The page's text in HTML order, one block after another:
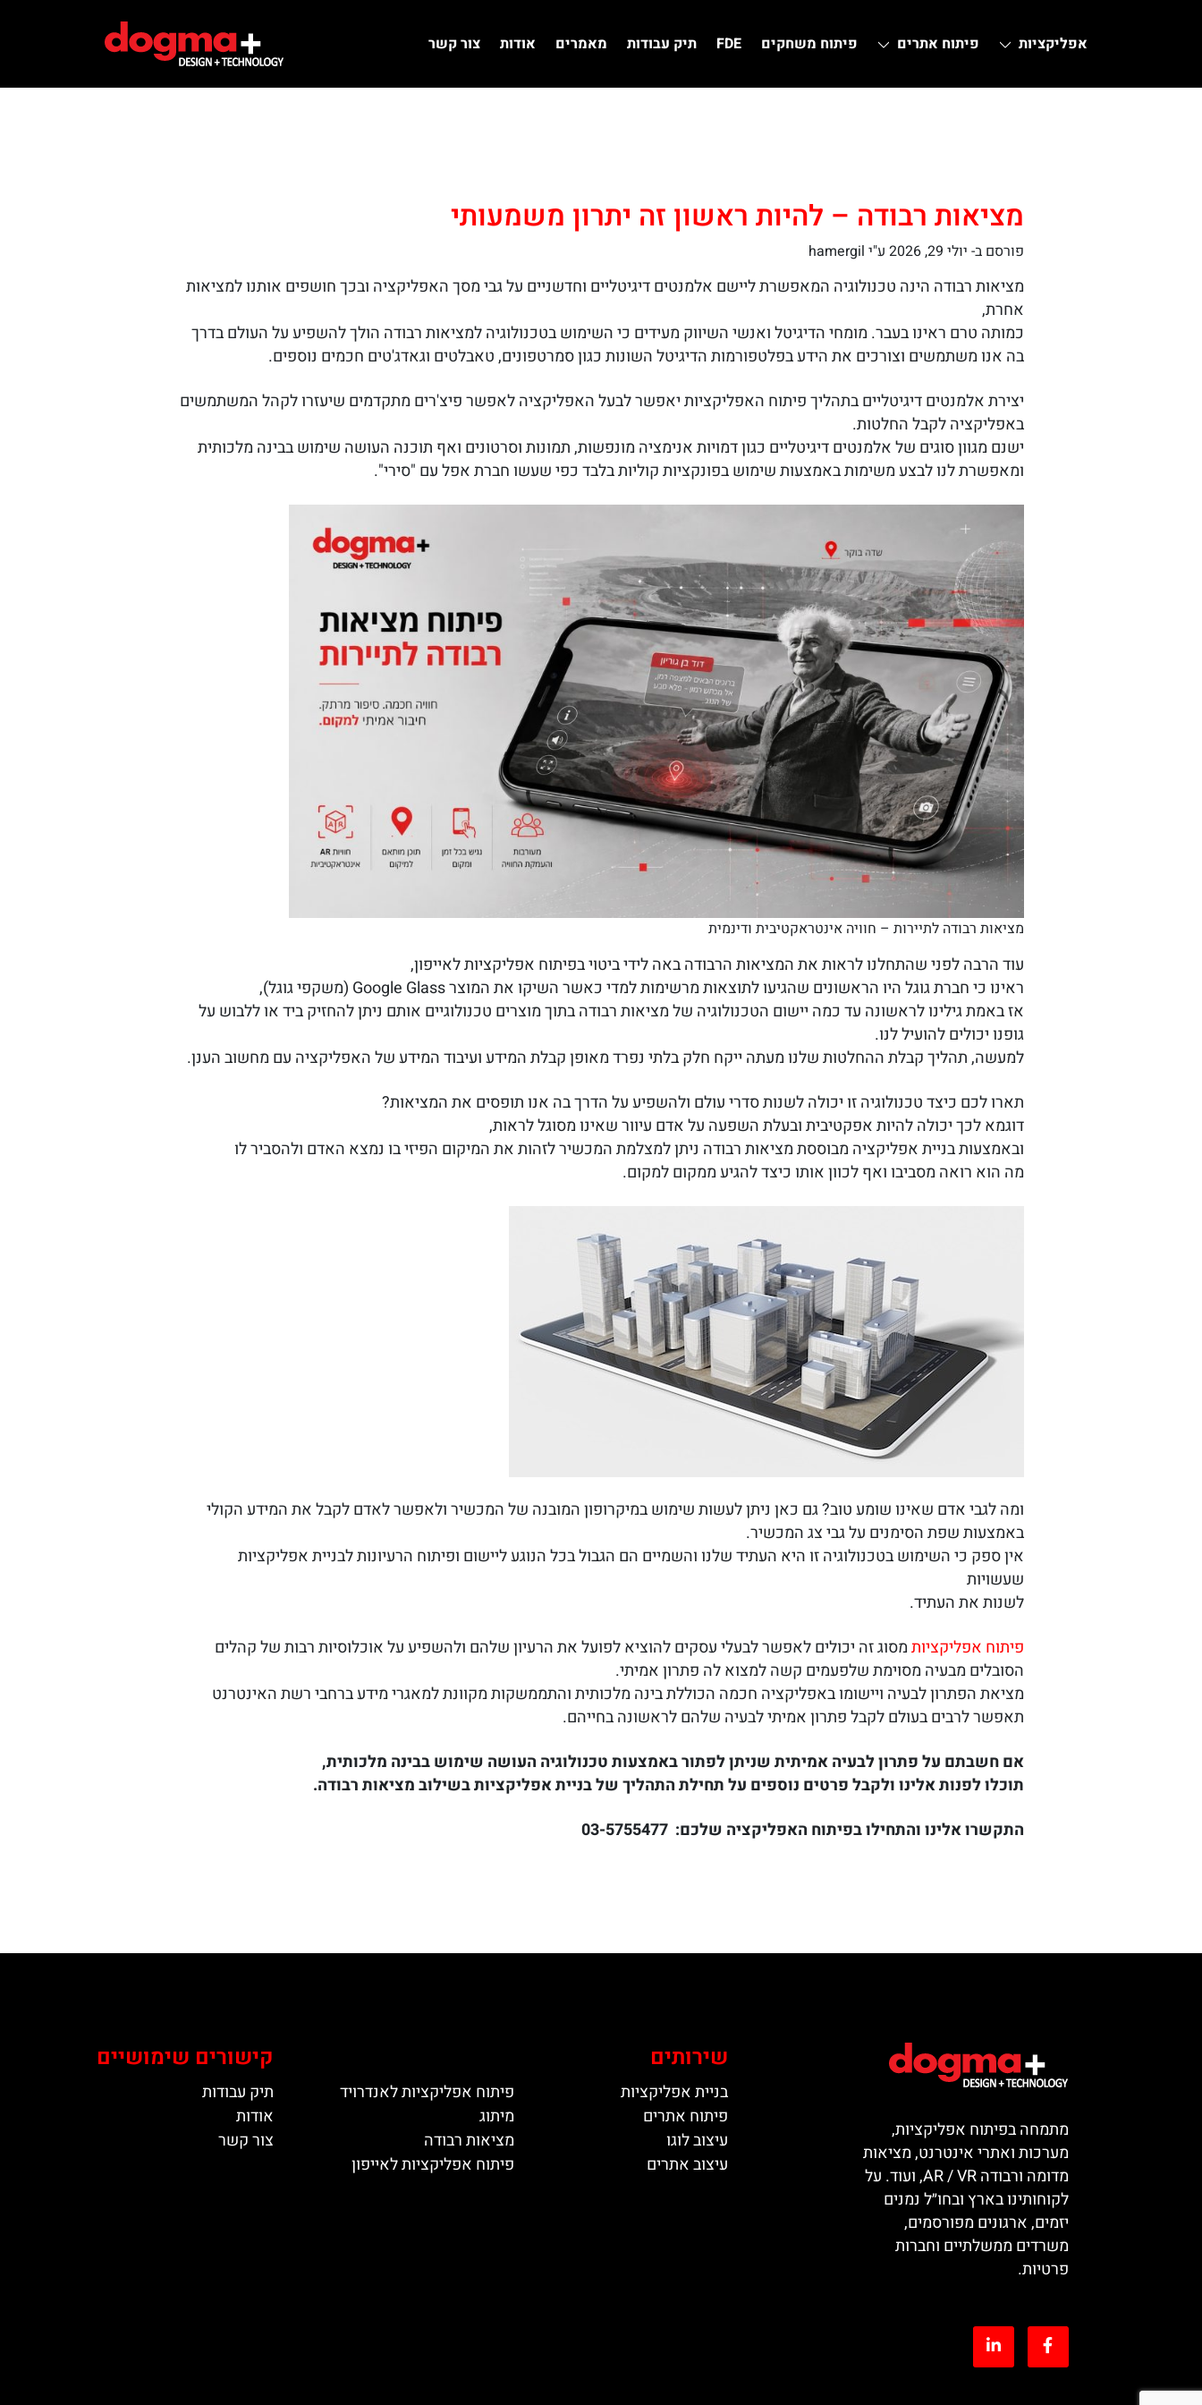
אפליקציות פיתוח אתרים פיתוח משחקים FDE תיק עבודות מאמרים אודות צור קשר
מציאות רבודה – להיות ראשון זה יתרון משמעותי
פורסם ב- יולי 29, 2026 ע"י hamergil
מציאות רבודה הינה טכנולוגיה המאפשרת ליישם אלמנטים דיגיטליים וחדשניים על גבי מסך האפליקציה ובכך חושפים אותנו למציאות
אחרת,
כמותה טרם ראינו בעבר. מומחי הדיגיטל ואנשי השיווק מעידים כי השימוש בטכנולוגיה למציאות רבודה הולך להשפיע על העולם בדרך
בה אנו משתמשים וצורכים את הידע בפלטפורמות הדיגיטל השונות כגון סמרטפונים, טאבלטים וגאדג'טים חכמים נוספים.
יצירת אלמנטים דיגיטליים בתהליך פיתוח האפליקציות יאפשר לבעל האפליקציה לאפשר פיצ'רים מתקדמים שיעזרו לקהל המשתמשים
באפליקציה לקבל החלטות.
ישנם מגוון סוגים של אלמנטים דיגיטליים כגון דמויות אנימציה מונפשות, תמונות וסרטונים ואף תוכנה העושה שימוש בבינה מלכותית
ומאפשרת לנו לבצע משימות באמצעות שימוש בפונקציות קוליות בלבד כפי שעשו חברת אפל עם "סירי".
מציאות רבודה לתיירות – חוויה אינטראקטיבית ודינמית
עוד הרבה לפני שהתחלנו לראות את המציאות הרבודה באה לידי ביטוי בפיתוח אפליקציות לאייפון,
ראינו כי חברת גוגל היו הראשונים שהגיעו לתוצאות מרשימות למדי כאשר השיקו את המוצר Google Glass (משקפי גוגל),
אז באמת גילינו לראשונה עד כמה יישום הטכנולוגיה של מציאות רבודה בתוך מוצרים טכנולוגיים אותם ניתן להחזיק ביד או ללבוש על
גופנו יכולים להועיל לנו.
למעשה, תהליך קבלת ההחלטות שלנו מעתה ייקח חלק בלתי נפרד מאופן קבלת המידע ועיבוד המידע של האפליקציה עם מחשוב הענן.
תארו לכם כיצד טכנולוגיה זו יכולה לשנות סדרי עולם ולהשפיע על הדרך בה אנו תופסים את המציאות?
דוגמא לכך יכולה להיות אפקטיבית ובעלת השפעה על אדם עיוור שאינו מסוגל לראות,
ובאמצעות בניית אפליקציה מבוססת מציאות רבודה ניתן למצלמת המכשיר לזהות את המיקום הפיזי בו נמצא האדם ולהסביר לו
מה הוא רואה מסביבו ואף לכוון אותו כיצד להגיע ממקום למקום.
ומה לגבי אדם שאינו שומע טוב? גם כאן ניתן לעשות שימוש במיקרופון המובנה של המכשיר ולאפשר לאדם לקבל את המידע הקולי
באמצעות שפת הסימנים על גבי צג המכשיר.
אין ספק כי השימוש בטכנולוגיה זו היא העתיד שלנו והשמיים הם הגבול בכל הנוגע ליישום ופיתוח הרעיונות לבניית אפליקציות
שעשויות
לשנות את העתיד.
פיתוח אפליקציותמסוג זה יכולים לאפשר לבעלי עסקים להוציא לפועל את הרעיון שלהם ולהשפיע על אוכלוסיות רבות של קהלים
הסובלים מבעיה מסוימת שלפעמים קשה למצוא לה פתרון אמיתי.
מציאת הפתרון לבעיה ויישומו באפליקציה חכמה הכוללת בינה מלכותית והתממשקות מקוונת למאגרי מידע ברחבי רשת האינטרנט
תאפשר לרבים בעולם לקבל פתרון אמיתי לבעיה שלהם לראשונה בחייהם.
אם חשבתם על פתרון לבעיה אמיתית שניתן לפתור באמצעות טכנולוגיה העושה שימוש בבינה מלכותית,
תוכלו לפנות אלינו ולקבל פרטים נוספים על תחילת התהליך של בניית אפליקציות בשילוב מציאות רבודה.
התקשרו אלינו והתחילו בפיתוח האפליקציה שלכם:03-5755477
מתמחה בפיתוח אפליקציות,
מערכות ואתרי אינטרנט, מציאות
מדומה ורבודה AR / VR, ועוד. על
לקוחותינו בארץ ובחו״ל נמנים
יזמים, ארגונים מפורסמים,
משרדים ממשלתיים וחברות
פרטיות.
שירותים
בניית אפליקציות
פיתוח אפליקציות לאנדרויד
פיתוח אתרים
מיתוג
עיצוב לוגו
מציאות רבודה
עיצוב אתרים
פיתוח אפליקציות לאייפון
קישורים שימושיים
תיק עבודות
אודות
צור קשר